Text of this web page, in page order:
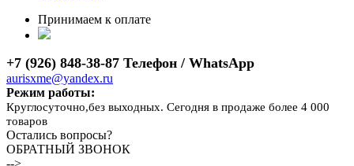
Принимаем к оплате
+7 (926) 848-38-87 Телефон / WhatsApp
aurisxme@yandex.ru
Режим работы:
Круглосуточно,без выходных. Сегодня в продаже более 4 000
товаров
Остались вопросы?
ОБРАТНЫЙ ЗВОНОК
-->